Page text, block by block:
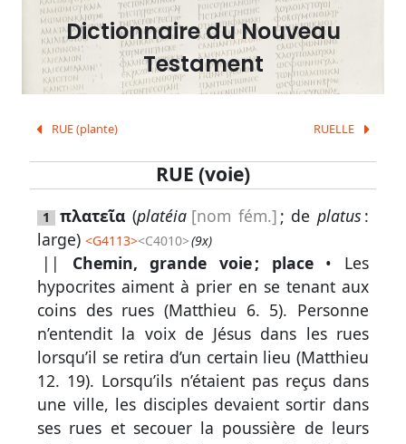
Dictionnaire du Nouveau
Testament
RUE (plante) RUELLE
RUE (voie)
1 πλατεῖα (platéia [nom fém.] ; de platus :
large)<G4113><C4010>(9x)
|| Chemin, grande voie ; place• Les
hypocrites aiment à prier en se tenant aux
coins des rues (Matthieu 6. 5). Personne
n’entendit la voix de Jésus dans les rues
lorsqu’il se retira d’un certain lieu (Matthieu
12. 19). Lorsqu’ils n’étaient pas reçus dans
une ville, les disciples devaient sortir dans
ses rues et secouer la poussière de leurs
lettre
Rechercher
par
mot
Recherche
grec
Rechercher
par
code
strong